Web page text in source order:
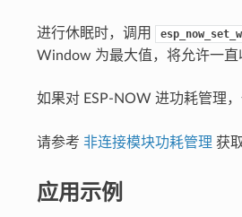
进行休眠时，调用
Window 为最大值，将允许一直
如果对 ESP-NOW 进功耗管理
请参考 非连接模块功耗管理 获
应用示例